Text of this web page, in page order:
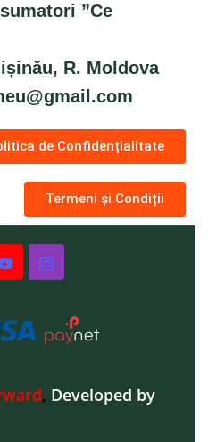
”Ce
R. Moldova
de Confidențialitate
Termeni și Condiții
, Developed by